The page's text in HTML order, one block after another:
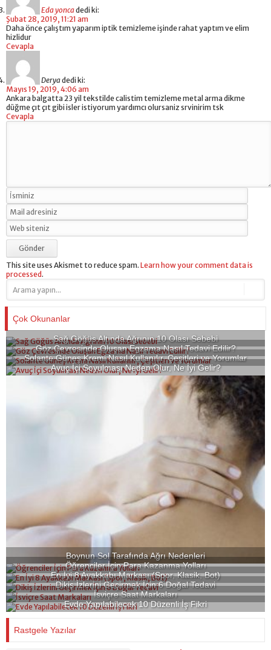
Eda yoncadedi ki:
Şubat 28, 2019, 11:21 am
Daha önce çalıştım yaparım iptik temizleme işinde rahat yaptım ve elim
hizlidur
Cevapla
Deryadedi ki:
Mayıs 19, 2019, 4:06 am
Ankara balgatta 23 yil tekstilde calistim temizleme metal arma dikme
düğme çıt çıt gibi isler istiyorum yardımcı olursaniz srvinirim tsk
Cevapla
This site uses Akismet to reduce spam. Learn how your comment data is
processed.
Çok Okunanlar
Sağ Göğüs Altında Ağrının 10 Olası Sebebi
Göz Çevresinde Oluşan Egzama Nasıl Tedavi Edilir?
Solante Güneş Kremi Nasıl Kullanılır, Çeşitleri ve Yorumlar
Avuç İçi Soyulması Neden Olur, Ne İyi Gelir?
Boynun Sol Tarafında Ağrı Nedenleri
Öğrenciler İçin Para Kazanma Yolları
En İyi 8 Ayakkabı Markası (Spor, Klasik, Bot)
Dikiş İzlerini Geçirmek İçin 6 Doğal Tedavi
İsviçre Saat Markaları
Evde Yapılabilecek 10 Düzenli İş Fikri
Rastgele Yazılar